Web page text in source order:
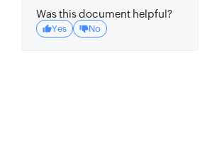
Was this document helpful?
Yes No